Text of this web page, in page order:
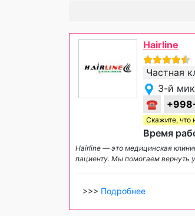
Hairline
Частная
3-й
☎
Скажите, что
Время
Hairline — это медицинская
пациенту. Мы помогаем вернуть
>>> Подробнее